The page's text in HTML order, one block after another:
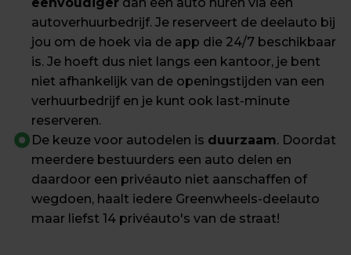
autoverhuurbedrijf. Je reserveert de deelauto bij
jou om de hoek via de app die 24/7 beschikbaar
is. Je hoeft dus niet langs een kantoor, je bent
niet afhankelijk van de openingstijden van een
verhuurbedrijf en je kunt ook last-minute
reserveren.
De keuze voor autodelen is duurzaam. Doordat
meerdere bestuurders een auto delen en
daardoor een privéauto niet aanschaffen of
wegdoen, haalt iedere Greenwheels-deelauto
maar liefst 14 privéauto's van de straat!